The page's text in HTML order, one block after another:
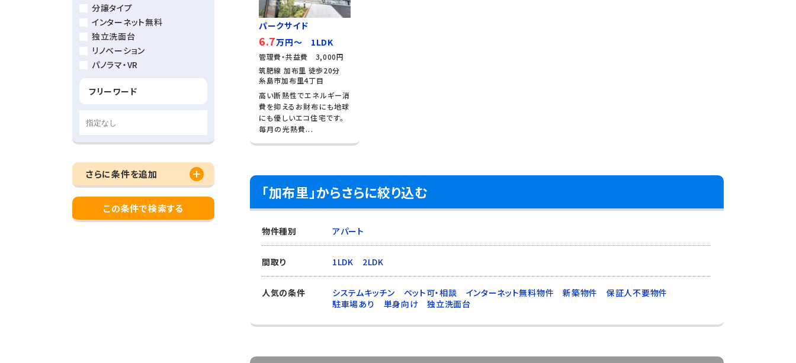
分譲タイプ
インターネット無料
独立洗面台
リノベーション
パノラマ・VR
フリーワード
さらに条件を追加
この条件で検索する
パークサイド
6.7万円～ 1LDK
管理費・共益費 3,000円
筑肥線 加布里 徒歩20分
糸島市加布里4丁目
高い断熱性でエネルギー消
費を抑えるお財布にも地球
にも優しいエコ住宅です。
毎月の光熱費...
「加布里」からさらに絞り込む
物件種別 アパート
間取り 1LDK 2LDK
人気の条件 システムキッチン ペット可・相談 インターネット無料物件 新築物件
保証人不要物件
駐車場あり
単身向け 独立洗面台